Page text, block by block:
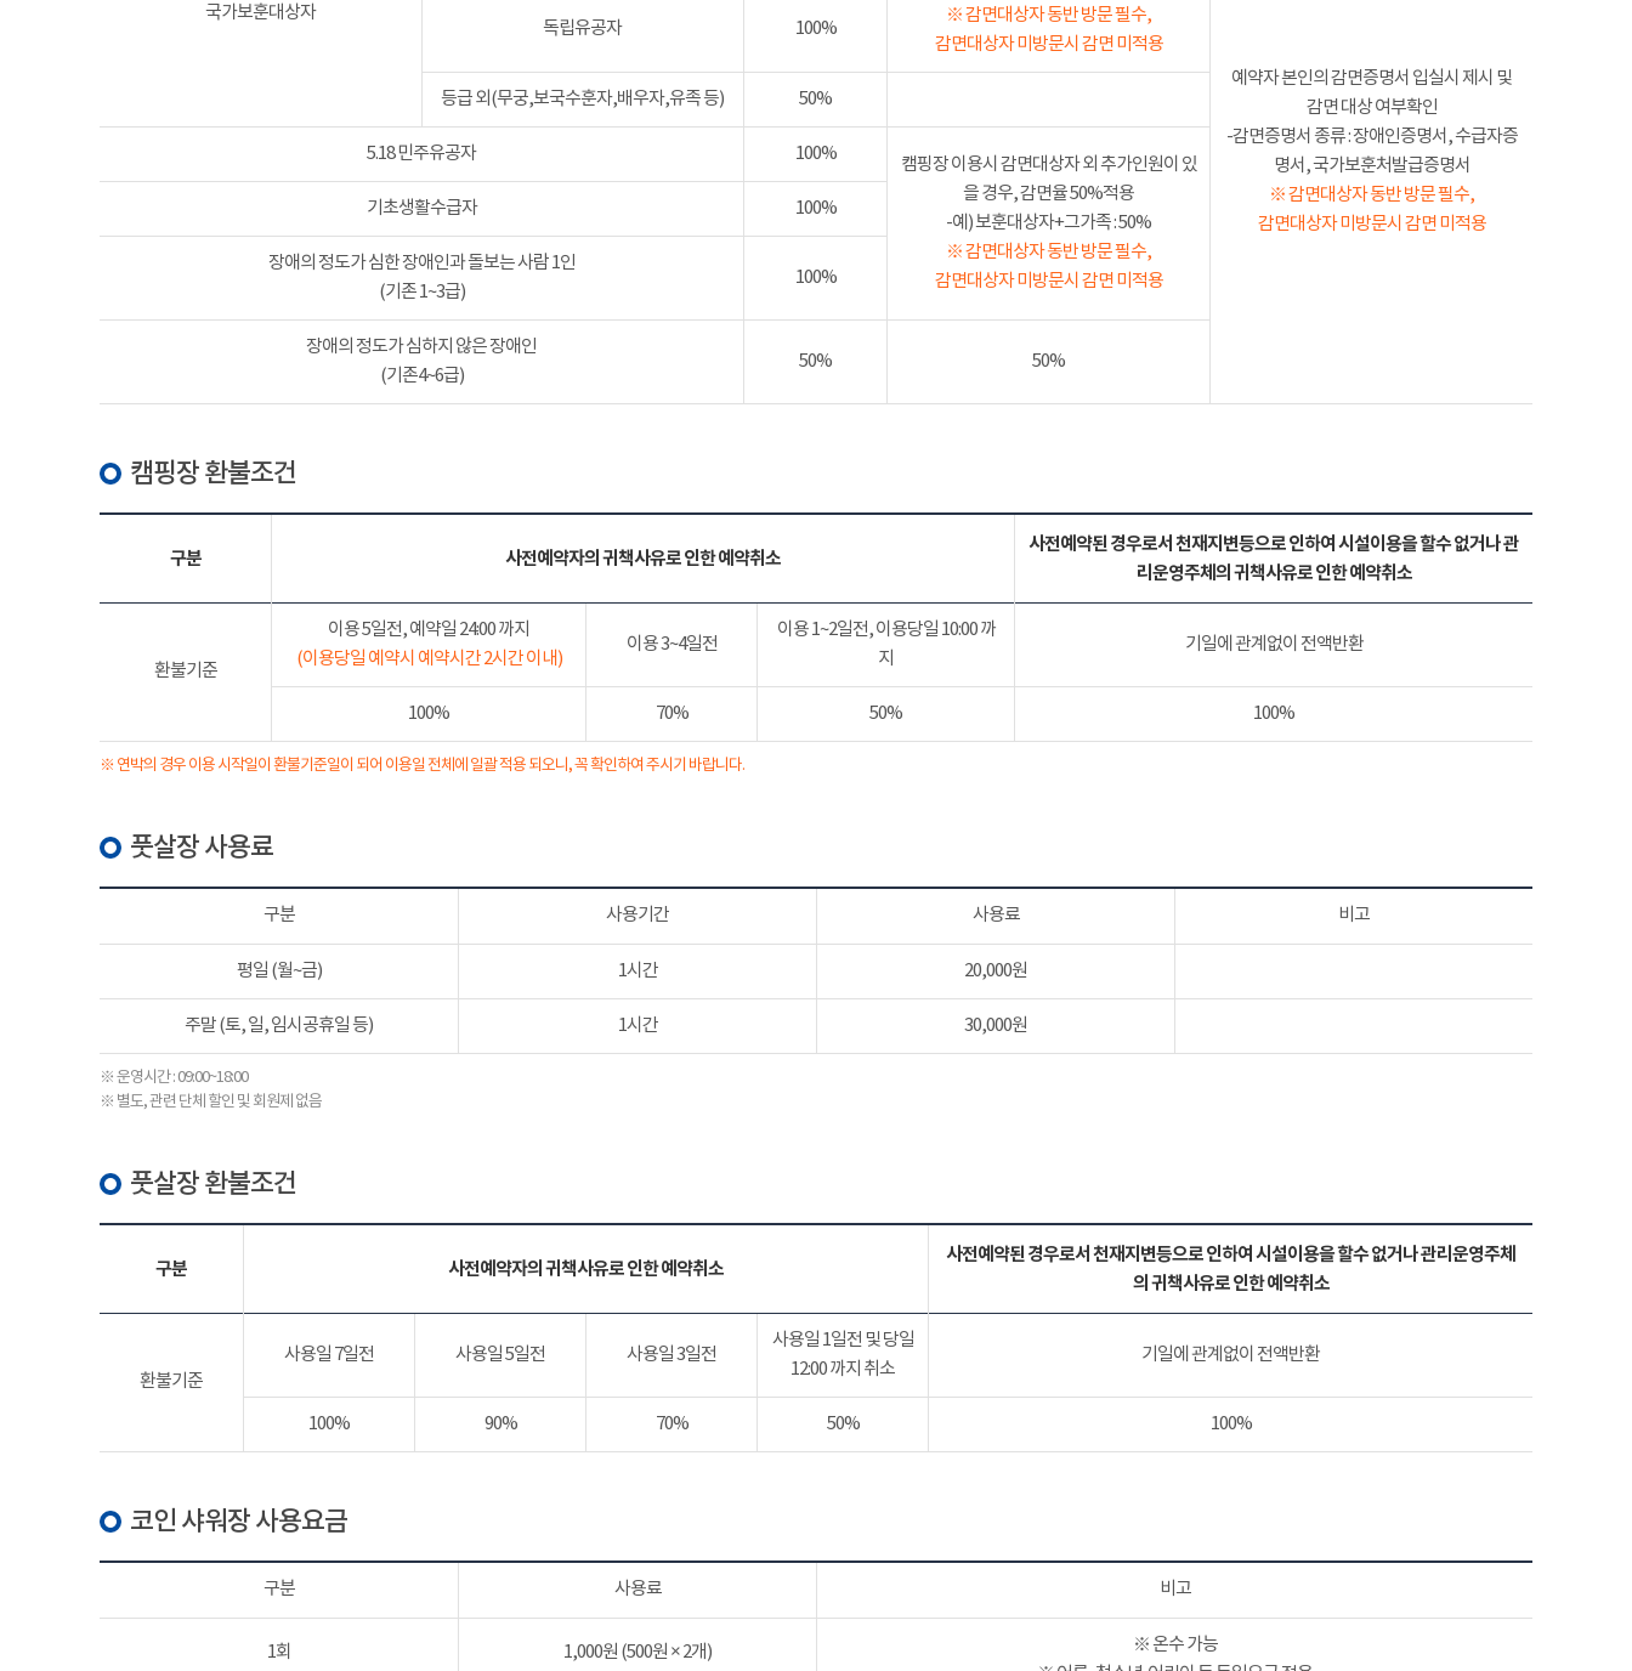
국가보훈대상자
※ 감면대상자 동반 방문 필수,
감면대상자 미방문시 감면 미적용
예약자 본인의 감면증명서 입실시 제시 및
감면 대상 여부확인
-감면증명서 종류 : 장애인증명서, 수급자증
명서, 국가보훈처발급증명서
※ 감면대상자 동반 방문 필수,
감면대상자 미방문시 감면 미적용
독립유공자 100%
등급 외(무궁,보국수훈자,배우자,유족 등) 50%
5.18 민주유공자 100%
캠핑장 이용시 감면대상자 외 추가인원이 있
을 경우, 감면율 50%적용
-예) 보훈대상자+그가족 : 50%
※ 감면대상자 동반 방문 필수,
감면대상자 미방문시 감면 미적용
기초생활수급자 100%
장애의 정도가 심한 장애인과 돌보는 사람 1인
(기존 1~3급)
100%
장애의 정도가 심하지 않은 장애인
(기존4~6급)
50% 50%
캠핑장 환불조건
구분 사전예약자의 귀책사유로 인한 예약취소
사전예약된 경우로서 천재지변등으로 인하여 시설이용을 할수 없거나 관
리운영주체의 귀책사유로 인한 예약취소
환불기준
이용 5일전, 예약일 24:00 까지
(이용당일 예약시 예약시간 2시간 이내)
이용 3~4일전
이용 1~2일전, 이용당일 10:00 까
지
기일에 관계없이 전액반환
100% 70% 50% 100%
※ 연박의 경우 이용 시작일이 환불기준일이 되어 이용일 전체에 일괄 적용 되오니, 꼭 확인하여 주시기 바랍니다.
풋살장 사용료
구분 사용기간 사용료 비고
평일 (월~금) 1시간 20,000원
주말 (토, 일, 임시공휴일 등) 1시간 30,000원
※ 운영시간 : 09:00~18:00
※ 별도, 관련 단체 할인 및 회원제 없음
풋살장 환불조건
구분 사전예약자의 귀책사유로 인한 예약취소
사전예약된 경우로서 천재지변등으로 인하여 시설이용을 할수 없거나 관리운영주체
의 귀책사유로 인한 예약취소
환불기준
사용일 7일전 사용일 5일전 사용일 3일전
사용일 1일전 및 당일
12:00 까지 취소
기일에 관계없이 전액반환
100% 90% 70% 50% 100%
코인 샤워장 사용요금
구분 사용료 비고
1회 1,000원 (500원 × 2개)
※ 온수 가능